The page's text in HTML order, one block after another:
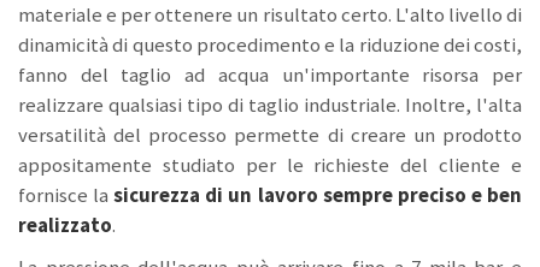
materiale e per ottenere un risultato certo. L'alto livello di
dinamicità di questo procedimento e la riduzione dei costi,
fanno del taglio ad acqua un'importante risorsa per
realizzare qualsiasi tipo di taglio industriale. Inoltre, l'alta
versatilità del processo permette di creare un prodotto
appositamente studiato per le richieste del cliente e
fornisce lasicurezza di un lavoro sempre preciso e ben
realizzato.